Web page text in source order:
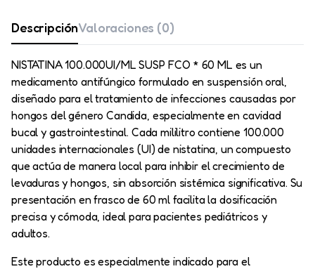
DescripciónValoraciones (0)
NISTATINA 100.000UI/ML SUSP FCO * 60 ML es un
medicamento antifúngico formulado en suspensión oral,
diseñado para el tratamiento de infecciones causadas por
hongos del género Candida, especialmente en cavidad
bucal y gastrointestinal. Cada mililitro contiene 100.000
unidades internacionales (UI) de nistatina, un compuesto
que actúa de manera local para inhibir el crecimiento de
levaduras y hongos, sin absorción sistémica significativa. Su
presentación en frasco de 60 ml facilita la dosificación
precisa y cómoda, ideal para pacientes pediátricos y
adultos.
Este producto es especialmente indicado para el